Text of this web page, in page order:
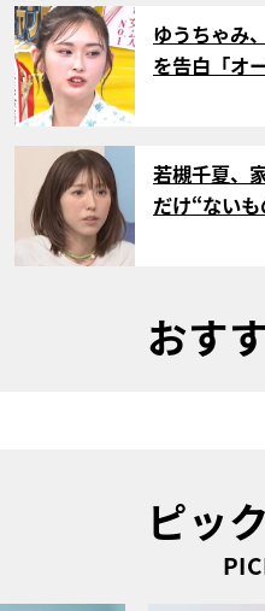
サムネイル
ゆうちゃみ
を告白「オ
サムネイル
若槻千夏、
だけ“ない
おす
ピッ